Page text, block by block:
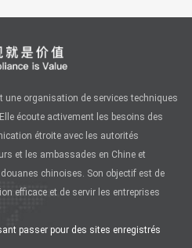
une organisation de services techniques
écoute activement les besoins des
étroite avec les autorités
et les ambassades en Chine et
chinoises. Son objectif est de
efficace et de servir les entreprises
passer pour des sites enregistrés